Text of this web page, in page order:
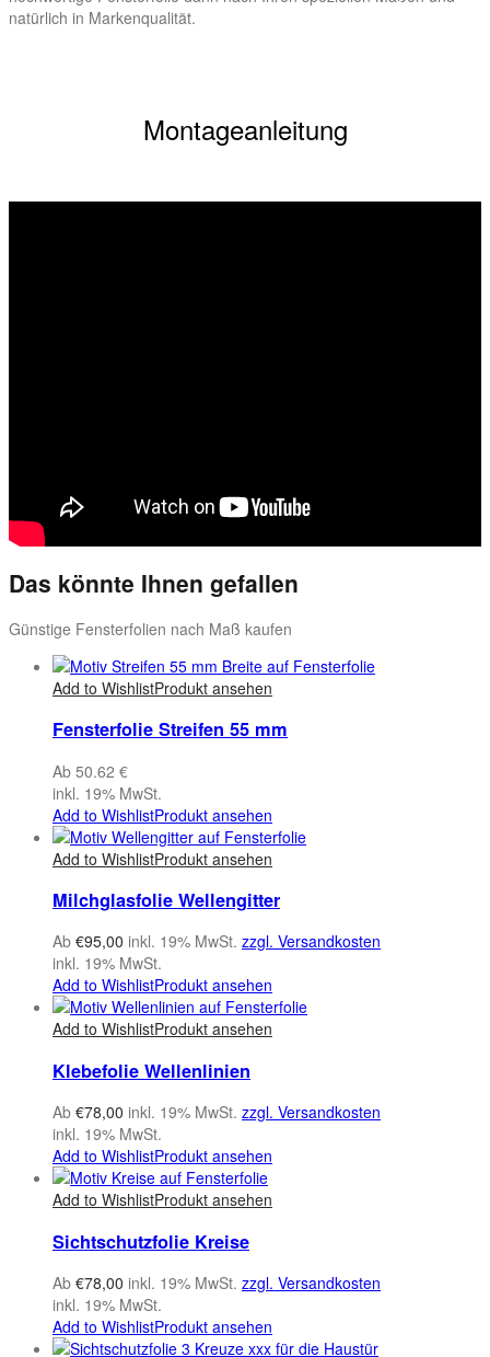
natürlich in Markenqualität.
Montageanleitung
Das könnte Ihnen gefallen
Günstige Fensterfolien nach Maß kaufen
Add to WishlistProdukt ansehen
Fensterfolie Streifen 55 mm
Ab 50.62 €
inkl. 19% MwSt.
Add to WishlistProdukt ansehen
Add to WishlistProdukt ansehen
Milchglasfolie Wellengitter
Ab €95,00 inkl. 19% MwSt. zzgl. Versandkosten
inkl. 19% MwSt.
Add to WishlistProdukt ansehen
Add to WishlistProdukt ansehen
Klebefolie Wellenlinien
Ab €78,00 inkl. 19% MwSt. zzgl. Versandkosten
inkl. 19% MwSt.
Add to WishlistProdukt ansehen
Add to WishlistProdukt ansehen
Sichtschutzfolie Kreise
Ab €78,00 inkl. 19% MwSt. zzgl. Versandkosten
inkl. 19% MwSt.
Add to WishlistProdukt ansehen